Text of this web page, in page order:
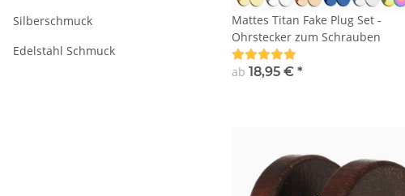
Mattes Titan Fake Plug Set -
Ohrstecker zum Schrauben
ab18,95 €*
Silberschmuck
Edelstahl Schmuck